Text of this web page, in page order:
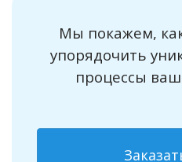
Мы покажем,
упорядочить
процессы